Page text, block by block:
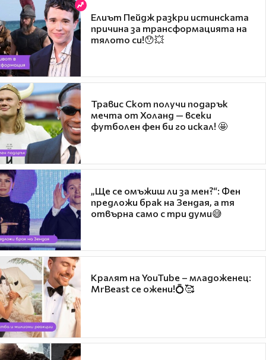
Елиът Пейдж разкри истинската
причина за трансформацията на
тялото си!😯💥
Травис Скот получи подарък
мечта от Холанд — всеки
футболен фен би го искал! 🤩
„Ще се омъжиш ли за мен?“: Фен
предложи брак на Зендая, а тя
отвърна само с три думи😅
Кралят на YouTube – младоженец:
MrBeast се ожени!💍🥰